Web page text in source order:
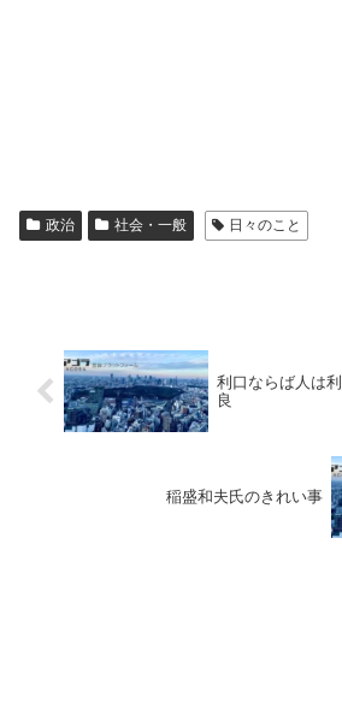
政治 社会・一般 日々のこと
利口ならば人は
良
稲盛和夫氏のきれい事